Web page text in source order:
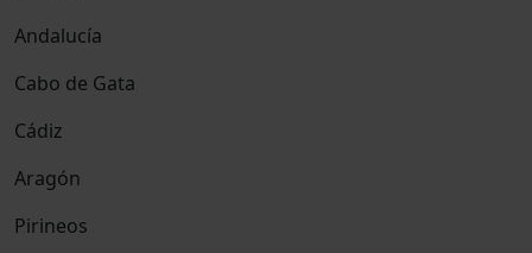
Andalucía
Cabo de Gata
Cádiz
Aragón
Pirineos